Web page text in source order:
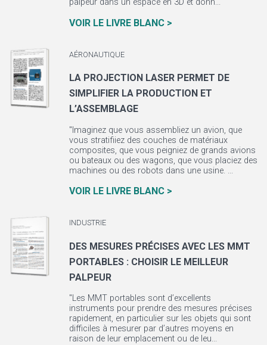
palpeur dans un espace en 3D et donn...
VOIR LE LIVRE BLANC >
AÉRONAUTIQUE
LA PROJECTION LASER PERMET DE
SIMPLIFIER LA PRODUCTION ET
L’ASSEMBLAGE
"Imaginez que vous assembliez un avion, que
vous stratifiiez des couches de matériaux
composites, que vous peigniez de grands avions
ou bateaux ou des wagons, que vous placiez des
machines ou des robots dans une usine. ...
VOIR LE LIVRE BLANC >
INDUSTRIE
DES MESURES PRÉCISES AVEC LES MMT
PORTABLES : CHOISIR LE MEILLEUR
PALPEUR
"Les MMT portables sont d’excellents
instruments pour prendre des mesures précises
rapidement, en particulier sur les objets qui sont
difficiles à mesurer par d’autres moyens en
raison de leur emplacement ou de leu...